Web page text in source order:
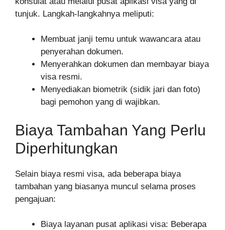
tunjuk. Langkah-langkahnya meliputi:
Membuat janji temu untuk wawancara atau
penyerahan dokumen.
Menyerahkan dokumen dan membayar biaya
visa resmi.
Menyediakan biometrik (sidik jari dan foto)
bagi pemohon yang di wajibkan.
Biaya Tambahan Yang Perlu
Diperhitungkan
Selain biaya resmi visa, ada beberapa biaya
tambahan yang biasanya muncul selama proses
pengajuan:
Biaya layanan pusat aplikasi visa: Beberapa